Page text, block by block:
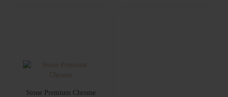
Stone Premium Chrome